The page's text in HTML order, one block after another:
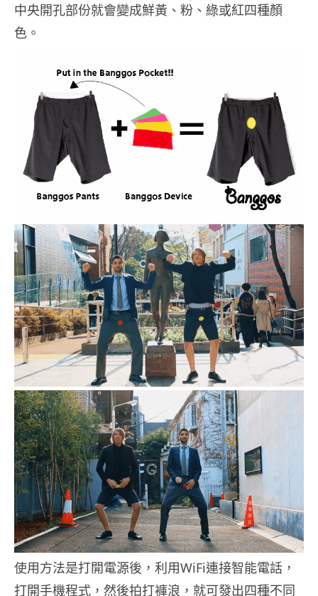
中央開孔部份就會變成鮮黃、粉、綠或紅四種顏
色。
使用方法是打開電源後，利用WiFi連接智能電話，
打開手機程式，然後拍打褲浪，就可發出四種不同